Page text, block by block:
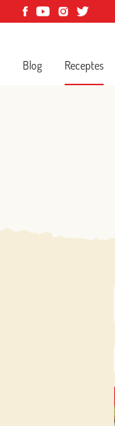
Blog Receptes